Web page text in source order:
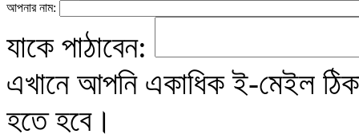
আপনার নাম:
যাকে পাঠাবেন:
এখানে আপনি একাধিক ই-মেইল
হতে হবে।